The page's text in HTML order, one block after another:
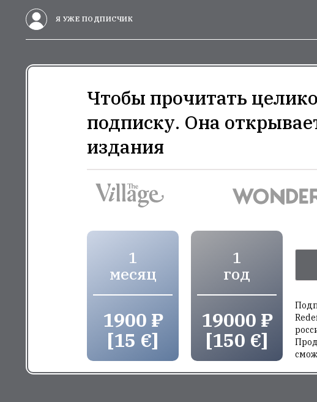
Я УЖЕ ПОДПИСЧИК
Чтобы прочитать
подписку. Она
издания
1
месяц
1900 ₽
[15 €]
1
год
19000 ₽
[150 €]